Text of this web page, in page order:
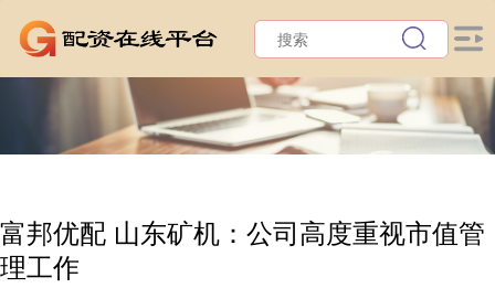
富邦优配 山东矿机：公司高度重视市值管
理工作